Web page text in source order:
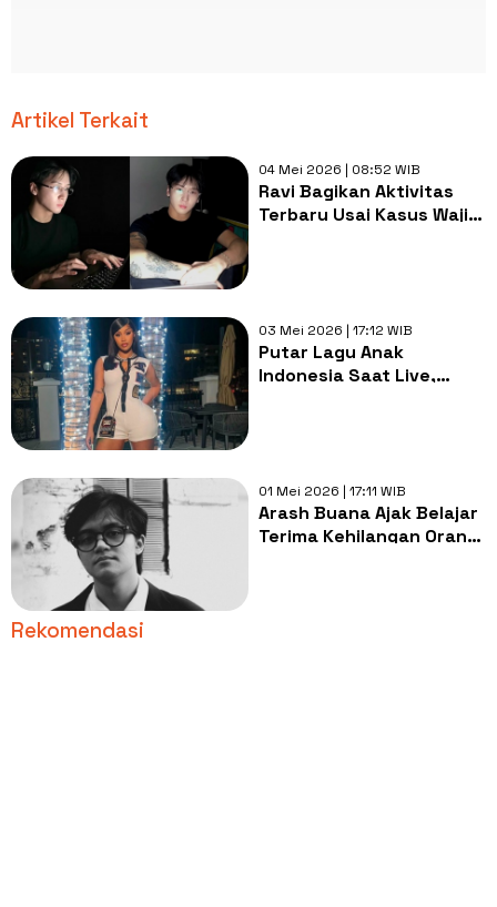
Artikel Terkait
04 Mei 2026 | 08:52 WIB
Ravi Bagikan Aktivitas
Terbaru Usai Kasus Wajib
03 Mei 2026 | 17:12 WIB
Putar Lagu Anak
Indonesia Saat Live,
01 Mei 2026 | 17:11 WIB
Arash Buana Ajak Belajar
Terima Kehilangan Orang
Rekomendasi